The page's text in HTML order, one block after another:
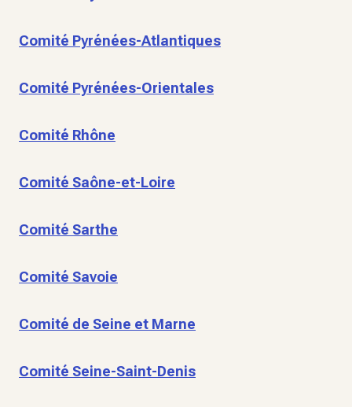
Comité Pyrénées-Atlantiques
Comité Pyrénées-Orientales
Comité Rhône
Comité Saône-et-Loire
Comité Sarthe
Comité Savoie
Comité de Seine et Marne
Comité Seine-Saint-Denis